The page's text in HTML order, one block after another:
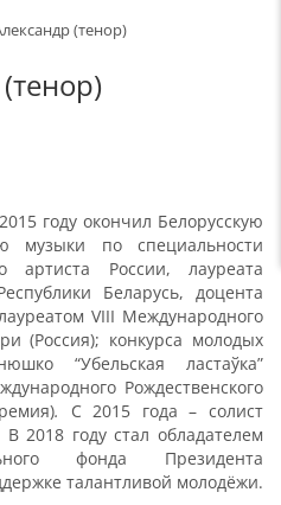
(тенор)
году окончил Белорусскую
музыки по специальности
артиста России, лауреата
Беларусь, доцента
VIII Международного
(Россия); конкурса молодых
“Убельская ластаўка”
Рождественского
. С 2015 года – солист
2018 году стал обладателем
фонда Президента
талантливой молодёжи.